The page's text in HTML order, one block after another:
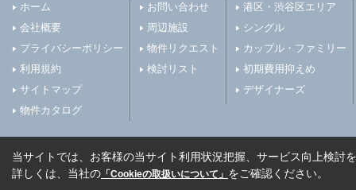
ホーム
会社概要
プライバシーポリシー
利用規約
サイトマップ
物件カタログ
お問い合わせ
周辺施設
物件リクエスト
検討リスト
港区・渋谷区エリア
シングル
カップル・ファミリー
初期費用抑えめ
デザイナーズ
当サイトでは、お客様の当サイト利用状況把握、サービス向上検討
詳しくは、当社の 「Cookieの取扱いについて」 をご確認ください。